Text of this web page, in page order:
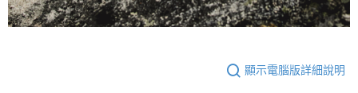
顯示電腦版詳細說明